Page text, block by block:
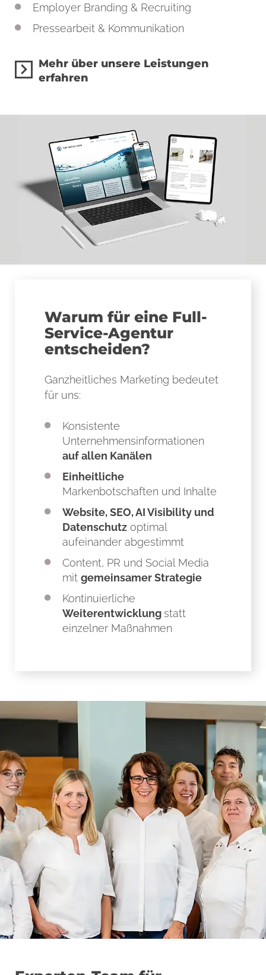
Employer Branding & Recruiting
Pressearbeit & Kommunikation
Mehr über unsere Leistungen
erfahren
Warum für eine Full-
Service-Agentur
entscheiden?
Ganzheitliches Marketing bedeutet
für uns:
Konsistente
Unternehmensinformationen
auf allen Kanälen
Einheitliche
Markenbotschaften und Inhalte
Website, SEO, AI Visibility und
Datenschutz optimal
aufeinander abgestimmt
Content, PR und Social Media
mit gemeinsamer Strategie
Kontinuierliche
Weiterentwicklungstatt
einzelner Maßnahmen